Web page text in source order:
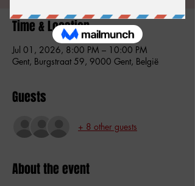
Time & Location
Jul 01, 2026, 8:00 PM – 10:00 PM
Gent, Burgstraat 59, 9000 Gent, België
Guests
+ 8 other guests
About the event